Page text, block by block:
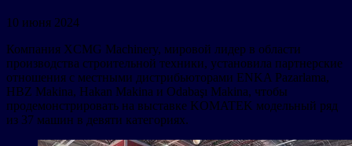
10 июня 2024
Компания XCMG Machinery, мировой лидер в области
производства строительной техники, установила партнерские
отношения с местными дистрибьюторами ENKA Pazarlama,
HBZ Makina, Hakan Makina и Odabaşı Makina, чтобы
продемонстрировать на выставке KOMATEK модельный ряд
из 37 машин в девяти категориях.